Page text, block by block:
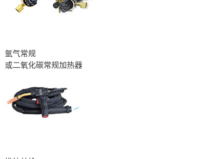
氩气常规
或二氧化碳常规加热器